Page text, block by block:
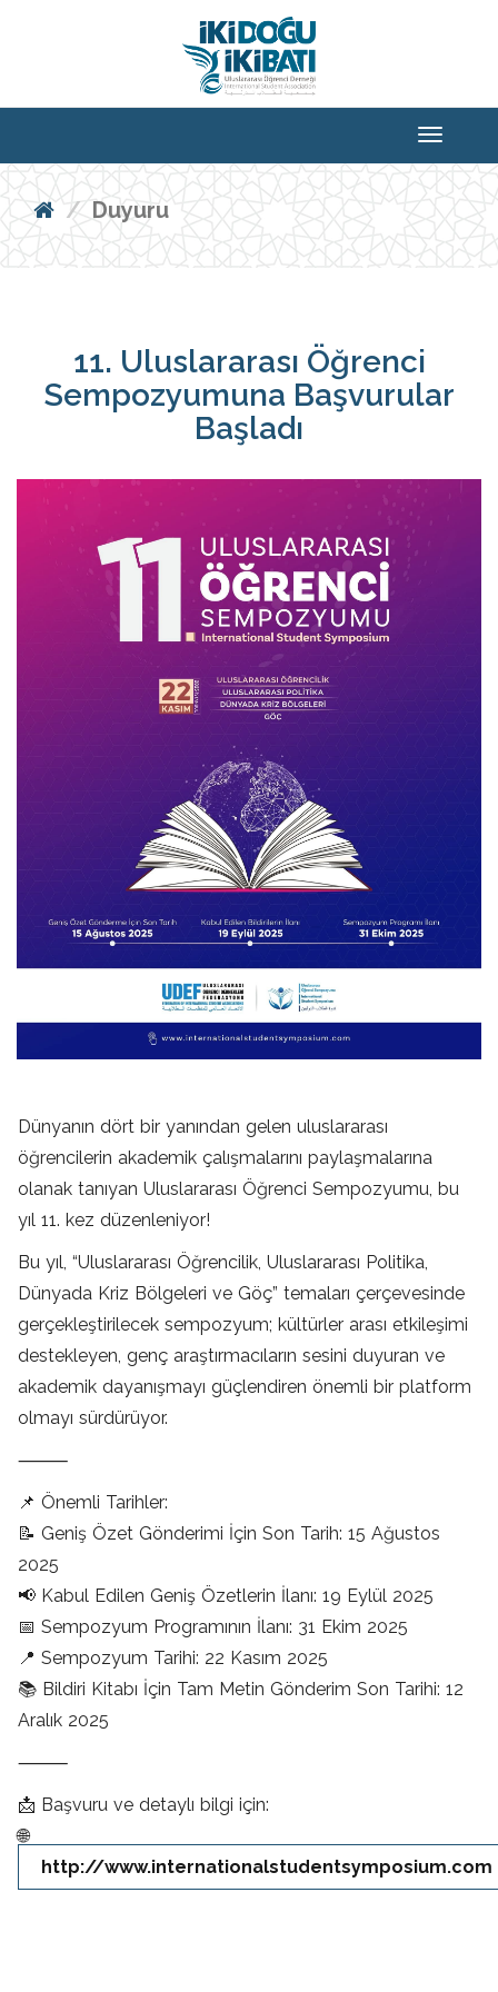
Duyuru
11. Uluslararası Öğrenci
Sempozyumuna Başvurular
Başladı
Dünyanın dört bir yanından gelen uluslararası
öğrencilerin akademik çalışmalarını paylaşmalarına
olanak tanıyan Uluslararası Öğrenci Sempozyumu, bu
yıl 11. kez düzenleniyor!
Bu yıl, “Uluslararası Öğrencilik, Uluslararası Politika,
Dünyada Kriz Bölgeleri ve Göç” temaları çerçevesinde
gerçekleştirilecek sempozyum; kültürler arası etkileşimi
destekleyen, genç araştırmacıların sesini duyuran ve
akademik dayanışmayı güçlendiren önemli bir platform
olmayı sürdürüyor.
⸻
📌 Önemli Tarihler:
📝 Geniş Özet Gönderimi İçin Son Tarih: 15 Ağustos
2025
📢 Kabul Edilen Geniş Özetlerin İlanı: 19 Eylül 2025
📅 Sempozyum Programının İlanı: 31 Ekim 2025
📍 Sempozyum Tarihi: 22 Kasım 2025
📚 Bildiri Kitabı İçin Tam Metin Gönderim Son Tarihi: 12
Aralık 2025
⸻
📩 Başvuru ve detaylı bilgi için:
🌐
http://www.internationalstudentsymposium.com